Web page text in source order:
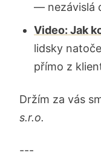
— nezávislá
Video: Jak
lidsky
přímo z
Držím za vás
s.r.o.
---